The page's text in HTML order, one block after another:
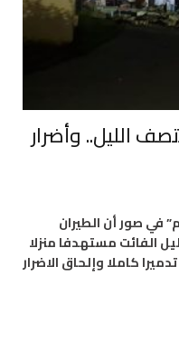
الليل.. وأضرار
في صور أن الطيران
الفائت مستهدفا منزلا
كاملا وإلحاق الاضرار